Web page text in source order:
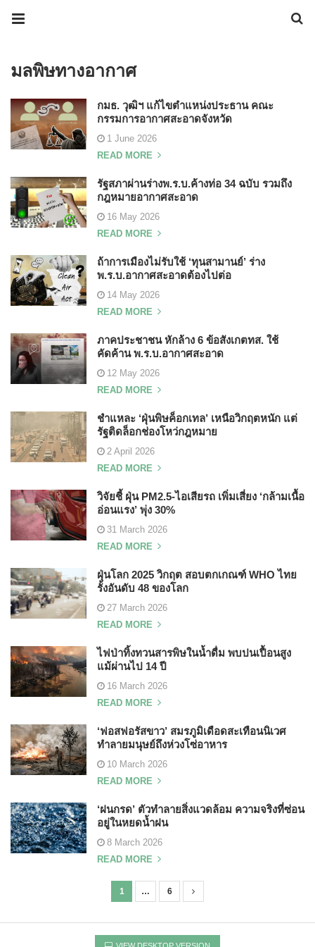
มลพิษทางอากาศ
กมธ. วุฒิฯ แก้ไขตำแหน่งประธาน คณะ
กรรมการอากาศสะอาดจังหวัด
1 June 2026
READ MORE
รัฐสภาผ่านร่างพ.ร.บ.ค้างท่อ 34 ฉบับ รวมถึง
กฎหมายอากาศสะอาด
16 May 2026
READ MORE
ถ้าการเมืองไม่รับใช้ ‘ทุนสามานย์’ ร่าง
พ.ร.บ.อากาศสะอาดต้องไปต่อ
14 May 2026
READ MORE
ภาคประชาชน หักล้าง 6 ข้อสังเกตทส. ใช้
คัดค้าน พ.ร.บ.อากาศสะอาด
12 May 2026
READ MORE
ชำแหละ ‘ฝุ่นพิษค็อกเทล’ เหนือวิกฤตหนัก แต่
รัฐติดล็อกช่องโหว่กฎหมาย
2 April 2026
READ MORE
วิจัยชี้ ฝุ่น PM2.5-ไอเสียรถ เพิ่มเสี่ยง ‘กล้ามเนื้อ
อ่อนแรง’ พุ่ง 30%
31 March 2026
READ MORE
ฝุ่นโลก 2025 วิกฤต สอบตกเกณฑ์ WHO ไทย
รั้งอันดับ 48 ของโลก
27 March 2026
READ MORE
ไฟป่าทิ้งทวนสารพิษในน้ำดื่ม พบปนเปื้อนสูง
แม้ผ่านไป 14 ปี
16 March 2026
READ MORE
‘ฟอสฟอรัสขาว’ สมรภูมิเดือดสะเทือนนิเวศ
ทำลายมนุษย์ถึงห่วงโซ่อาหาร
10 March 2026
READ MORE
‘ฝนกรด’ ตัวทำลายสิ่งแวดล้อม ความจริงที่ซ่อน
อยู่ในหยดน้ำฝน
8 March 2026
READ MORE
o
1 … 6